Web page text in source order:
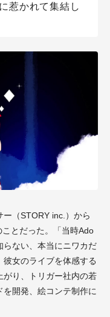
惹かれて集結し
ー（STORY inc.）から
とだった。「当時Ado
らない、本当にニワカだ
女のライブを体感する
がり、トリガー社内の若
開発、絵コンテ制作に